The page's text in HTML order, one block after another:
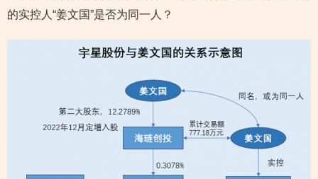
的实控人“姜文国”是否为同一人？